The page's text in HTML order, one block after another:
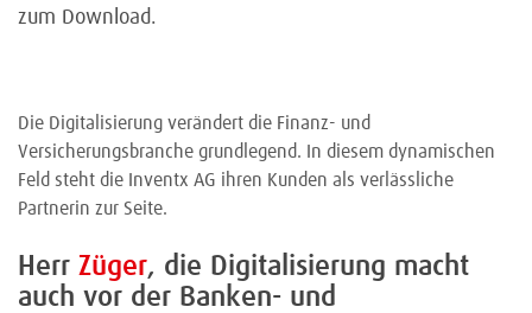
zum Download.
Die Digitalisierung verändert die Finanz- und
Versicherungsbranche grundlegend. In diesem dynamischen
Feld steht die Inventx AG ihren Kunden als verlässliche
Partnerin zur Seite.
Herr Züger, die Digitalisierung macht
auch vor der Banken- und